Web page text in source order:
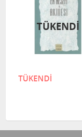
TÜKENDİ
TÜKENDİ